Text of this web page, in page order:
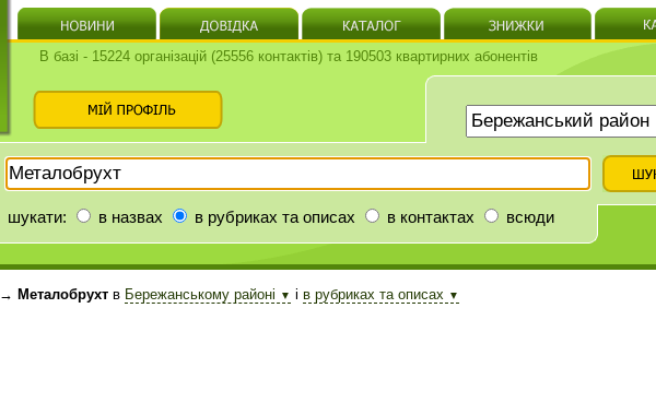
В базі - 15224 організацій (25556 контактів) та 190503 квартирних абонентів
шукати: в назвах в рубриках та описах в контактах всюди
→ Металобрухт в Бережанському районі ▼ і в рубриках та описах ▼